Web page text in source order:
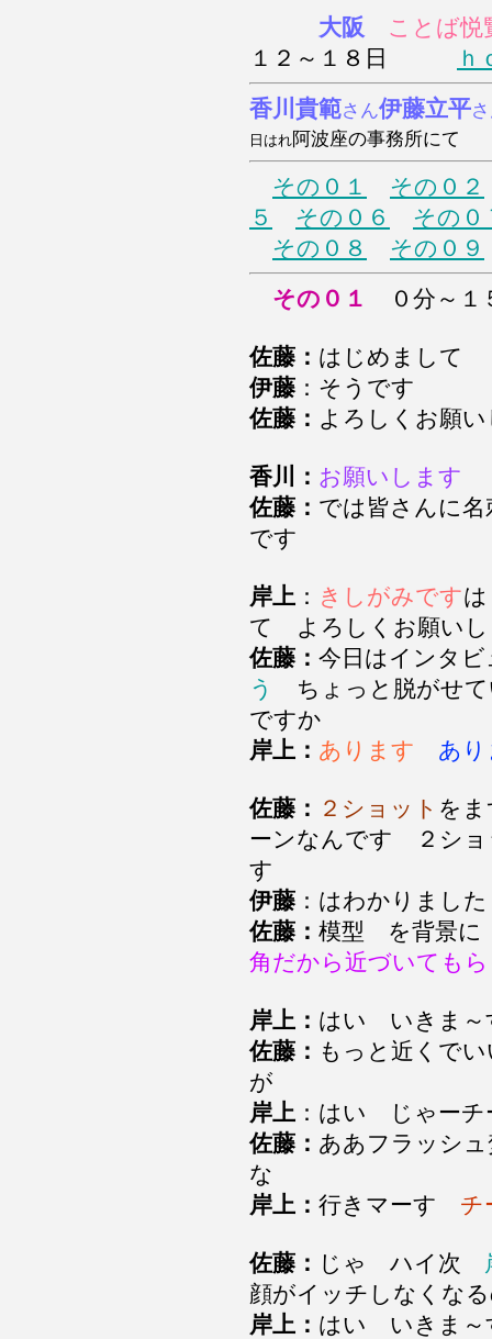
大阪
ことば悦
１２～１８日
ｈ
香川貴範さん伊藤立平
日はれ阿波座の事務所にて
その０１
その０２
５
その０６
その０
その０８
その０９
その０１
０分～
佐藤： はじめまして
伊藤 ：そうです
佐藤： よろしくお願
香川： お願いします
佐藤： では皆さんに
です
岸上 ： きしがみです
て よろしくお願いし
佐藤： 今日はインタ
う ちょっと脱がせ
ですか
岸上： あります あ
佐藤： ２ショット を
ーンなんです ２シ
す
伊藤 ：はわかりました
佐藤： 模型 を背景
角だから近づいても
岸上： はい いきま
佐藤： もっと近くで
が
岸上 ：はい じゃー
佐藤： ああフラッシ
な
岸上： 行きマーす チ
佐藤： じゃ ハイ次
顔がイッチしなくな
岸上： はい いきま